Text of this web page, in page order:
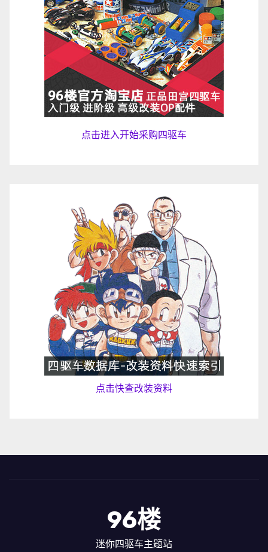
点击进入开始采购四驱车
点击快查改装资料
96楼
迷你四驱车主题站